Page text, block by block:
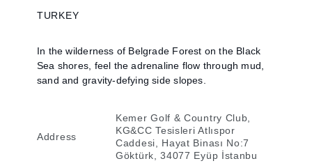
TURKEY
In the wilderness of Belgrade Forest on the Black
Sea shores, feel the adrenaline flow through mud,
sand and gravity-defying side slopes.
Address
Kemer Golf & Country Club,
KG&CC Tesisleri Atlıspor
Caddesi, Hayat Binası No:7
Göktürk, 34077 Eyüp İstanbu